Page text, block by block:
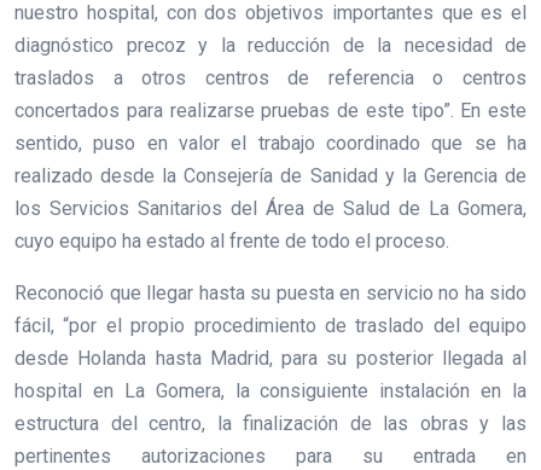
nuestro hospital, con dos objetivos importantes que es el
diagnóstico precoz y la reducción de la necesidad de
traslados a otros centros de referencia o centros
concertados para realizarse pruebas de este tipo”. En este
sentido, puso en valor el trabajo coordinado que se ha
realizado desde la Consejería de Sanidad y la Gerencia de
los Servicios Sanitarios del Área de Salud de La Gomera,
cuyo equipo ha estado al frente de todo el proceso.
Reconoció que llegar hasta su puesta en servicio no ha sido
fácil, “por el propio procedimiento de traslado del equipo
desde Holanda hasta Madrid, para su posterior llegada al
hospital en La Gomera, la consiguiente instalación en la
estructura del centro, la finalización de las obras y las
pertinentes autorizaciones para su entrada en